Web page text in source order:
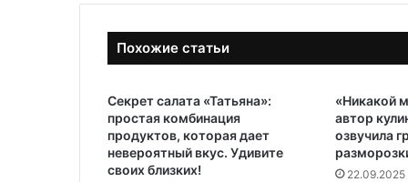
Похожие статьи
Секрет салата «Татьяна»:
простая комбинация
продуктов, которая дает
невероятный вкус. Удивите
своих близких!
«Никакой
автор
озвучила
22.09.2025